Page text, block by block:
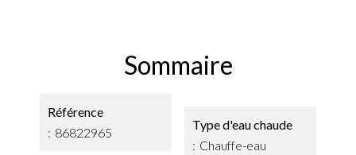
Sommaire
Référence
86822965
Type d'eau chaude
Chauffe-eau